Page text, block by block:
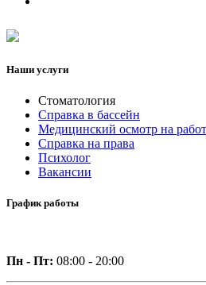
Наши услуги
Стоматология
Справка в бассейн
Медицинский осмотр на
Справка на права
Психолог
Вакансии
График работы
Пн - Пт: 08:00 - 20:00